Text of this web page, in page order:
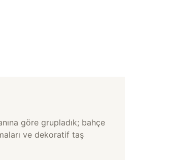
göre grupladık; bahçe
ve dekoratif taş